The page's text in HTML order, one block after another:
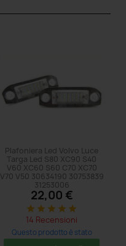
Plafoniera Led Volvo Luce
Targa Led S80 XC90 S40
V60 XC60 S60 C70 XC70
V70 V50 30634190 30753839
31253006
22,00 €
star star star star star
14 Recensioni
Questo prodotto è stato